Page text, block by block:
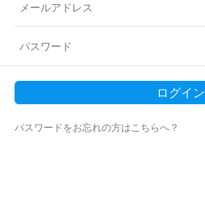
ログイン
パスワードをお忘れの方はこちらへ？